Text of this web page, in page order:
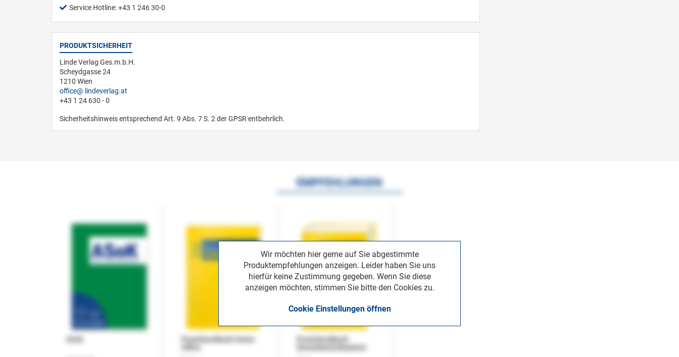
Service Hotline: +43 1 246 30-0
PRODUKTSICHERHEIT
Linde Verlag Ges.m.b.H.
Scheydgasse 24
1210 Wien
office
lindeverlag.at
+43 1 24 630 - 0
Sicherheitshinweis entsprechend Art. 9 Abs. 7 S. 2 der GPSR entbehrlich.
Wir möchten hier gerne auf Sie abgestimmte
Produktempfehlungen anzeigen. Leider haben Sie uns
hierfür keine Zustimmung gegeben. Wenn Sie diese
anzeigen möchten, stimmen Sie bitte den Cookies zu.
Cookie Einstellungen öffnen
EMPFEHLUNGEN
Praxishandbuch Home-
Praxishandbuch